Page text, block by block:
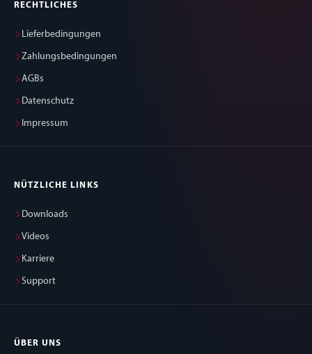
RECHTLICHES
Lieferbedingungen
Zahlungsbedingungen
AGBs
Datenschutz
Impressum
NÜTZLICHE LINKS
Downloads
Videos
Karriere
Support
ÜBER UNS